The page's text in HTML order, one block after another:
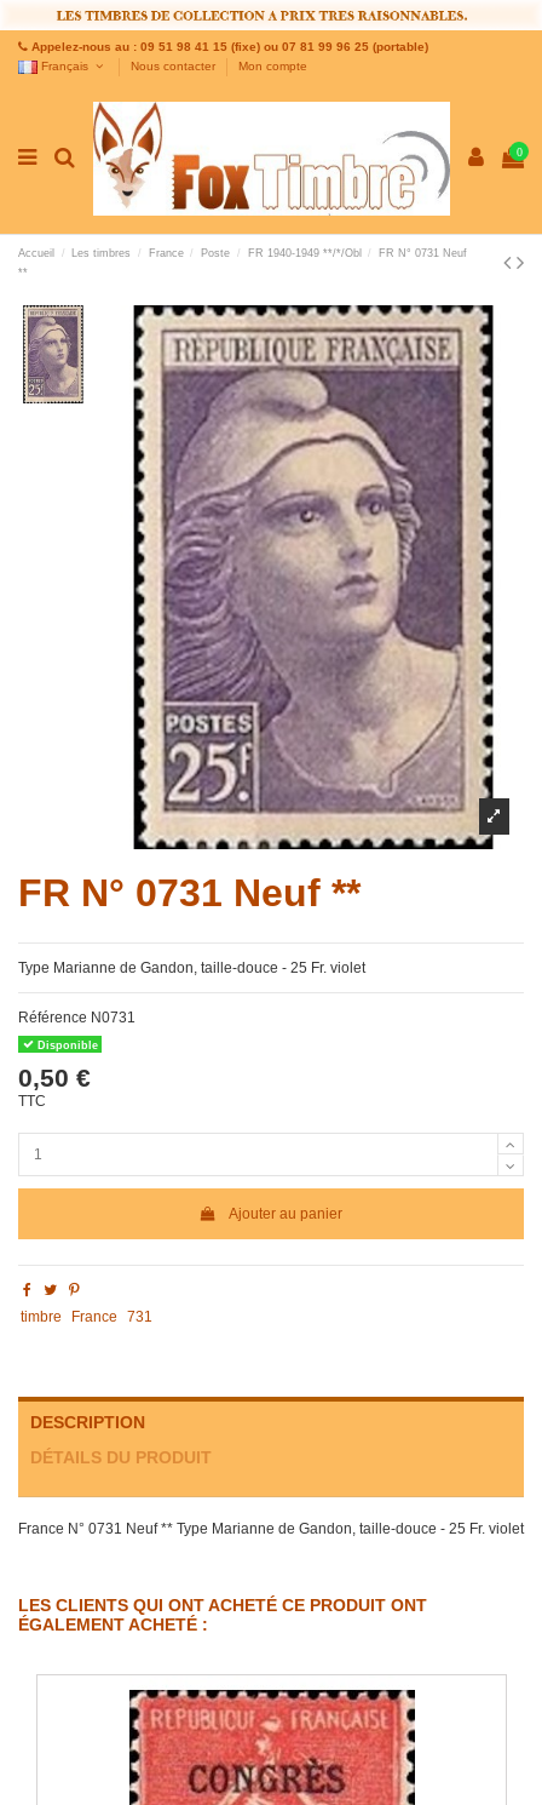
Appelez-nous au : 09 51 98 41 15 (fixe) ou 07 81 99 96 25 (portable)
Français
Nous contacter Mon compte
0
Accueil Les timbres France Poste FR 1940-1949 **/*/Obl
FR N° 0731 Neuf
**
FR N° 0731 Neuf **
Type Marianne de Gandon, taille-douce - 25 Fr. violet
Référence N0731
Disponible
0,50 €
TTC
Ajouter au panier
timbre France 731
DESCRIPTION
DÉTAILS DU PRODUIT
France N° 0731 Neuf ** Type Marianne de Gandon, taille-douce - 25 Fr. violet
LES CLIENTS QUI ONT ACHETÉ CE PRODUIT ONT
ÉGALEMENT ACHETÉ :